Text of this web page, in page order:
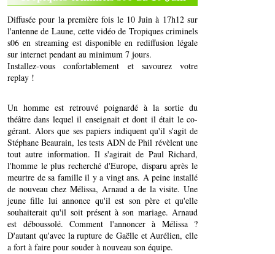
Diffusée pour la première fois le 10 Juin à 17h12 sur
l'antenne de Laune, cette vidéo de Tropiques criminels
s06 en streaming est disponible en rediffusion légale
sur internet pendant au minimum 7 jours.
Installez-vous confortablement et savourez votre
replay !
Un homme est retrouvé poignardé à la sortie du
théâtre dans lequel il enseignait et dont il était le co-
gérant. Alors que ses papiers indiquent qu'il s'agit de
Stéphane Beaurain, les tests ADN de Phil révèlent une
tout autre information. Il s'agirait de Paul Richard,
l'homme le plus recherché d'Europe, disparu après le
meurtre de sa famille il y a vingt ans. A peine installé
de nouveau chez Mélissa, Arnaud a de la visite. Une
jeune fille lui annonce qu'il est son père et qu'elle
souhaiterait qu'il soit présent à son mariage. Arnaud
est déboussolé. Comment l'annoncer à Mélissa ?
D'autant qu'avec la rupture de Gaëlle et Aurélien, elle
a fort à faire pour souder à nouveau son équipe.